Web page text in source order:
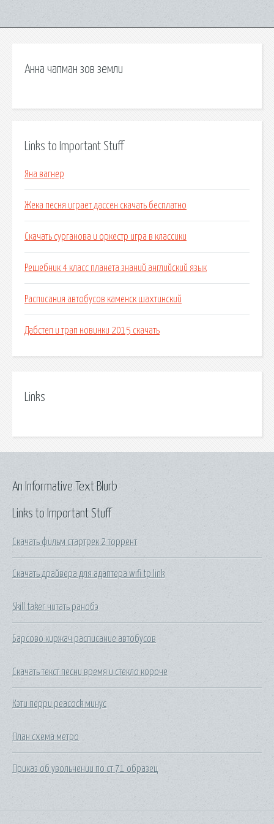
Анна чапман зов земли
Links to Important Stuff
Яна вагнер
Жека песня играет дассен скачать бесплатно
Скачать сурганова и оркестр игра в классики
Решебник 4 класс планета знаний английский язык
Расписания автобусов каменск шахтинский
Дабстеп и трап новинки 2015 скачать
Links
Links to Important Stuff
Скачать фильм стартрек 2 торрент
Скачать драйвера для адаптера wifi tp link
Skill taker читать ранобэ
Барсово киржач расписание автобусов
Скачать текст песни время и стекло короче
Кэти перри peacock минус
План схема метро
Приказ об увольнении по ст 71 образец
An Informative Text Blurb